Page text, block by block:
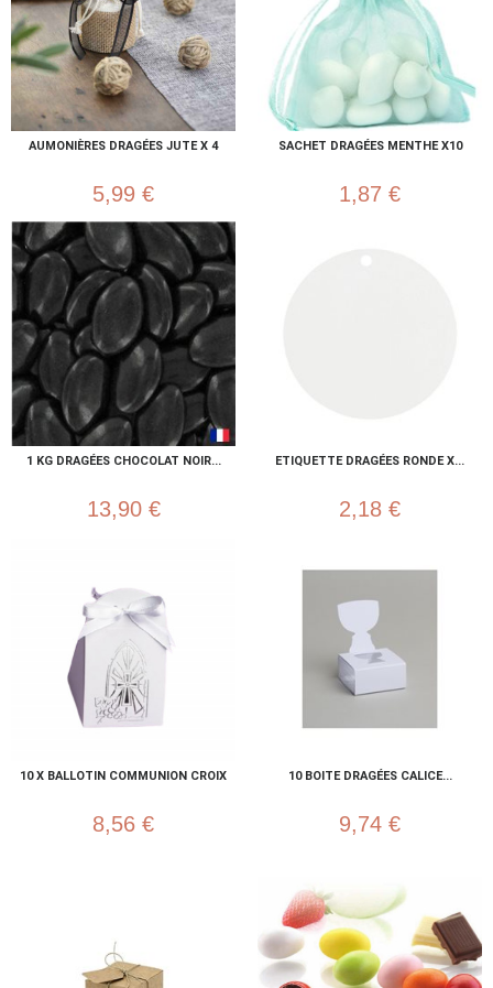
AUMONIÈRES DRAGÉES JUTE X 4
5,99 €
SACHET DRAGÉES MENTHE X10
1,87 €
1 KG DRAGÉES CHOCOLAT NOIR...
13,90 €
ETIQUETTE DRAGÉES RONDE X...
2,18 €
10 X BALLOTIN COMMUNION CROIX
8,56 €
10 BOITE DRAGÉES CALICE...
9,74 €